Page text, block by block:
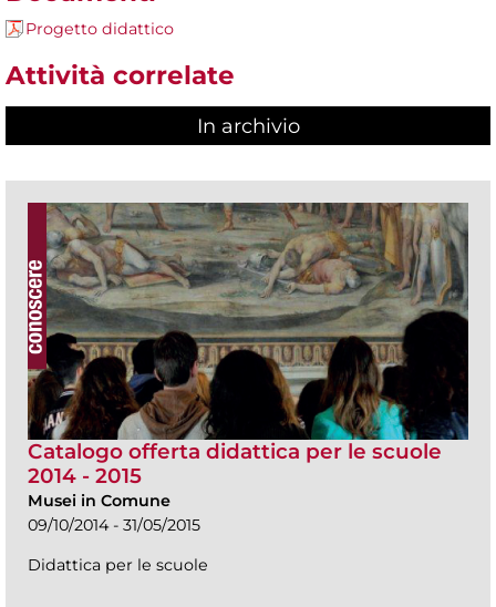
Progetto didattico
Attività correlate
In archivio
Catalogo offerta didattica per le scuole
2014 - 2015
Musei in Comune
09/10/2014 - 31/05/2015
Didattica per le scuole